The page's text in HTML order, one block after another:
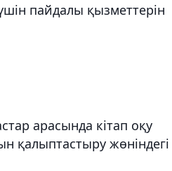
пайдалы қызметтерін
арасында кітап оқу
қалыптастыру жөніндегі